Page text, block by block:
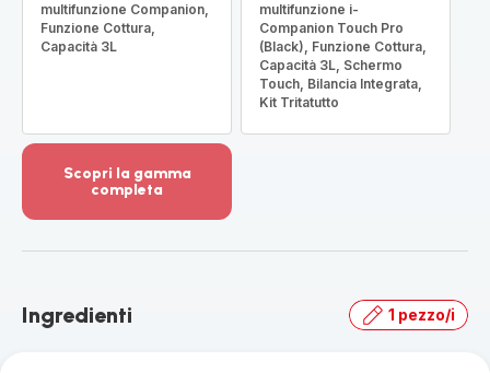
multifunzione Companion,
Funzione Cottura,
Capacità 3L
multifunzione i-
Companion Touch Pro
(Black), Funzione Cottura,
Capacità 3L, Schermo
Touch, Bilancia Integrata,
Kit Tritatutto
Scopri la gamma
completa
dettagli
la
Ingredienti 1 pezzo/i